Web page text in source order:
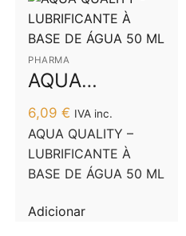
PHARMA
AQUA
QUALITY –
LUBRIFICANTE
À BASE DE
ÁGUA 50 ML
6,09 € IVA inc.
AQUA QUALITY –
LUBRIFICANTE À
BASE DE ÁGUA 50 ML
Adicionar